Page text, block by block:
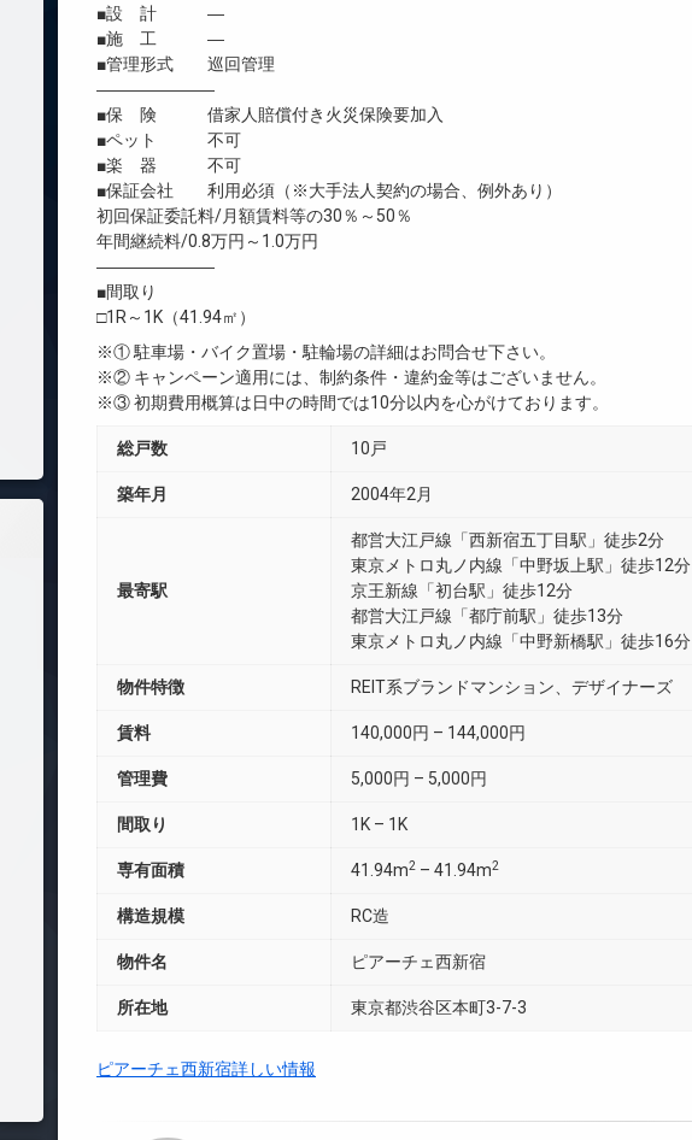
■設 計 ―
■施 工 ―
■管理形式 巡回管理
―――――――
■保 険 借家人賠償付き火災保険要加入
■ペット 不可
■楽 器 不可
■保証会社 利用必須（※大手法人契約の場合、例外あり）
初回保証委託料/月額賃料等の30％～50％
年間継続料/0.8万円～1.0万円
―――――――
■間取り
□1R～1K（41.94㎡）
※① 駐車場・バイク置場・駐輪場の詳細はお問合せ下さい。
※② キャンペーン適用には、制約条件・違約金等はございません。
※③ 初期費用概算は日中の時間では10分以内を心がけております。
総戸数 10戸
築年月 2004年2月
最寄駅
都営大江戸線「西新宿五丁目駅」徒歩2分
東京メトロ丸ノ内線「中野坂上駅」徒歩12分
京王新線「初台駅」徒歩12分
都営大江戸線「都庁前駅」徒歩13分
東京メトロ丸ノ内線「中野新橋駅」徒歩16分
物件特徴 REIT系ブランドマンション、デザイナーズ
賃料 140,000円 – 144,000円
管理費 5,000円 – 5,000円
間取り 1K – 1K
専有面積 41.94m2 – 41.94m2
構造規模 RC造
物件名 ピアーチェ西新宿
所在地 東京都渋谷区本町3-7-3
ピアーチェ西新宿詳しい情報